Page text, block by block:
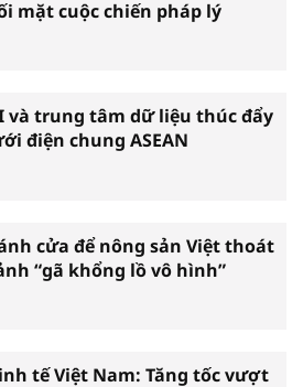
mặt cuộc chiến pháp lý
và trung tâm dữ liệu thúc đẩy
điện chung ASEAN
cửa để nông sản Việt thoát
“gã khổng lồ vô hình”
tế Việt Nam: Tăng tốc vượt